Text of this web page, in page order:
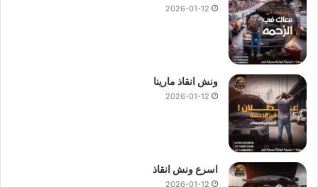
2026-01-12
ونش انقاذ مارينا
2026-01-12
اسرع ونش انقاذ
2026-01-12